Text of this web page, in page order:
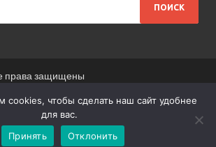
права защищены
материалов сайта ссылка
сайта
cookies, чтобы сделать наш сайт удобнее
для вас.
Принять
Отклонить